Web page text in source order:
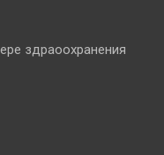
здраоохранения